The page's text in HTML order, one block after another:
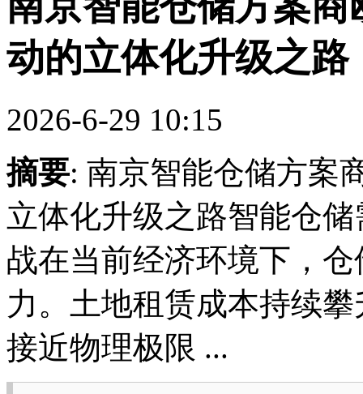
动的立体化升级之路
2026-6-29 10:15
摘要: 南京智能仓储方案
立体化升级之路智能仓
战在当前经济环境下，
力。土地租赁成本持续
接近物理极限 ...